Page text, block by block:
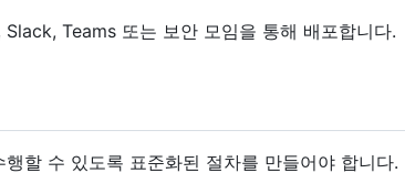
Teams 또는 보안 모임을 통해 배포합니다.
할 수 있도록 표준화된 절차를 만들어야 합니다.